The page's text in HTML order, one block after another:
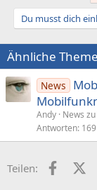
Du musst dich
Ähnliche
News
Andy News
Antworten 169
Teilen: